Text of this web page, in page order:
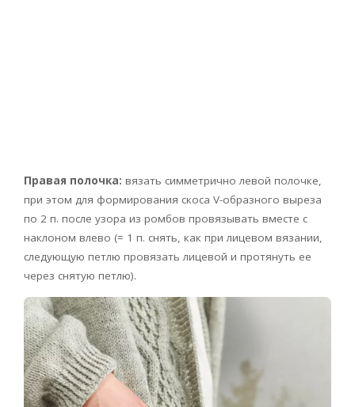
Правая полочка: вязать симметрично левой полочке,
при этом для формирования скоса V-образного выреза
по 2 п. после узора из ромбов провязывать вместе с
наклоном влево (= 1 п. снять, как при лицевом вязании,
следующую петлю провязать лицевой и протянуть ее
через снятую петлю).